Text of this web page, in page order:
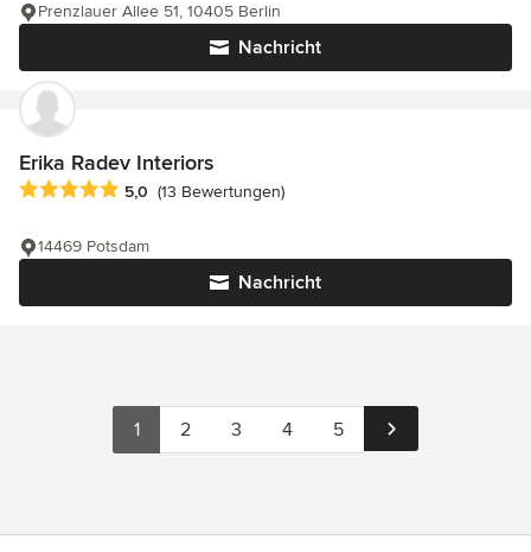
Nachricht
Prenzlauer Allee 51, 10405 Berlin
Erika Radev Interiors
Durchschnittliche Bewertung: 5 von 5 Sternen
5,0 (13 Bewertungen)
Nachricht
14469 Potsdam
1 2 3 4 5